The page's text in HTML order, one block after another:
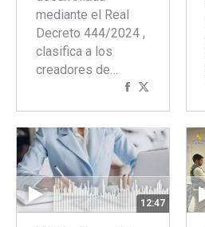
mediante el Real
Decreto 444/2024 ,
clasifica a los
creadores de…
Compartir
Facebook
Twitter
12:47